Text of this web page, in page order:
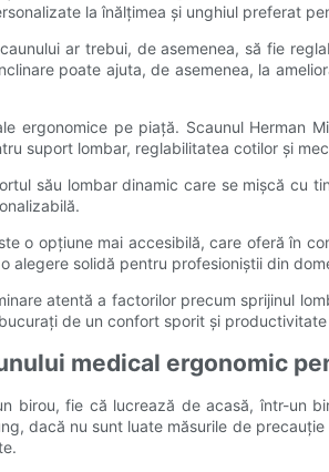
la înălțimea și unghiul preferat
ar trebui, de asemenea, să fie
poate ajuta, de asemenea, la
ergonomice pe piață. Scaunul Herman
suport lombar, reglabilitatea cotilor și
său lombar dinamic care se mișcă cu
o opțiune mai accesibilă, care oferă în
solidă pentru profesioniștii din
atentă a factorilor precum sprijinul
de un confort sporit și
medical ergonomic
birou, fie că lucrează de acasă, într-un
dacă nu sunt luate măsurile de